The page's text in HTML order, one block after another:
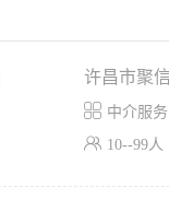
许昌市聚
 中介服务
 10--99人